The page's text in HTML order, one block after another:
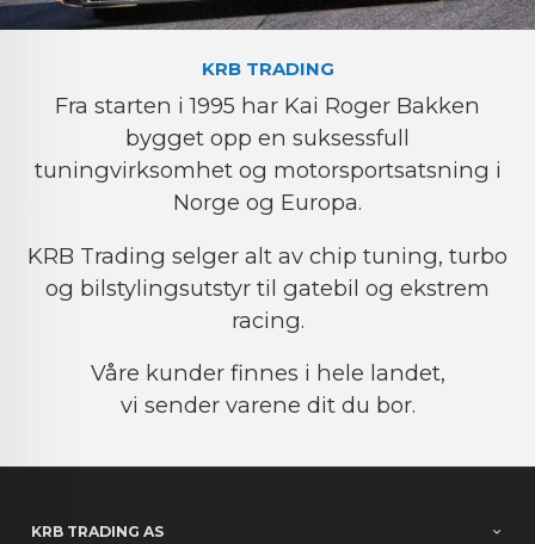
KRB TRADING
Fra starten i 1995 har Kai Roger Bakken
bygget opp en suksessfull
tuningvirksomhet og motorsportsatsning i
Norge og Europa.
KRB Trading selger alt av chip tuning, turbo
og bilstylingsutstyr til gatebil og ekstrem
racing.
Våre kunder finnes i hele landet,
vi sender varene dit du bor.
KRB TRADING AS